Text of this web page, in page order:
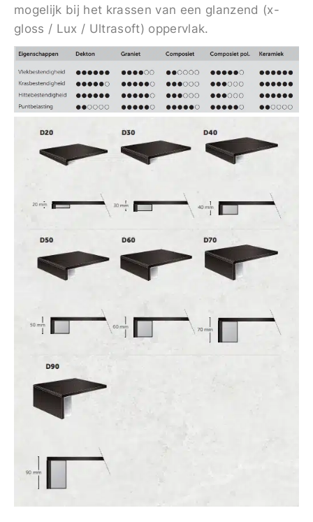
mogelijk bij het krassen van een glanzend (x-
gloss / Lux / Ultrasoft) oppervlak.